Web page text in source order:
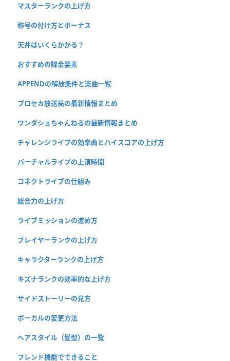
マスターランクの上げ方
称号の付け方とボーナス
天井はいくらかかる？
おすすめの課金要素
APPENDの解放条件と楽曲一覧
プロセカ放送局の最新情報まとめ
ワンダショちゃんねるの最新情報まとめ
チャレンジライブの効率曲とハイスコアの上げ方
バーチャルライブの上演時間
コネクトライブの仕組み
総合力の上げ方
ライブミッションの進め方
プレイヤーランクの上げ方
キャラクターランクの上げ方
キズナランクの効率的な上げ方
サイドストーリーの見方
ボーカルの変更方法
ヘアスタイル（髪型）の一覧
フレンド機能でできること